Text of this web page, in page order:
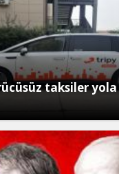
taksiler yola